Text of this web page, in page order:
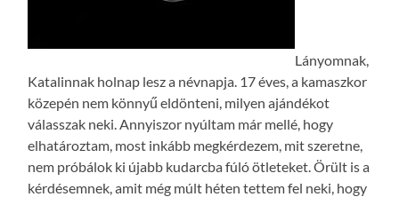
Lányomnak,
Katalinnak holnap lesz a névnapja. 17 éves, a kamaszkor
közepén nem könnyű eldönteni, milyen ajándékot
válasszak neki. Annyiszor nyúltam már mellé, hogy
elhatároztam, most inkább megkérdezem, mit szeretne,
nem próbálok ki újabb kudarcba fúló ötleteket. Örült is a
kérdésemnek, amit még múlt héten tettem fel neki, hogy